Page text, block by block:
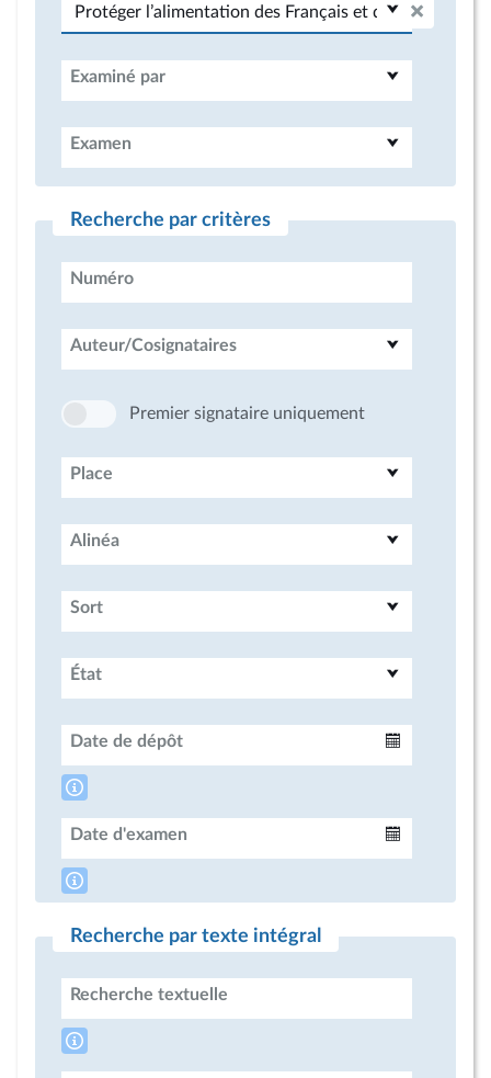
Examiné par
Examen
Recherche par critères
Numéro
Auteur/Cosignataires
Premier signataire uniquement
Place
Alinéa
Sort
État
Date de dépôt
Date d'examen
Recherche par texte intégral
Recherche textuelle